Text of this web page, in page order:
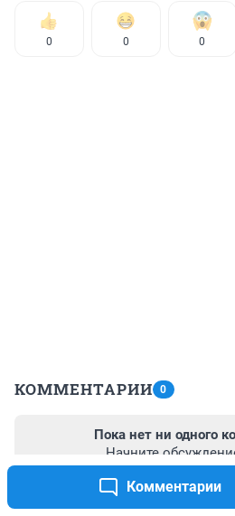
Комментарии
0 0 0
КОММЕНТАРИИ 0
Пока нет ни одного
Начните